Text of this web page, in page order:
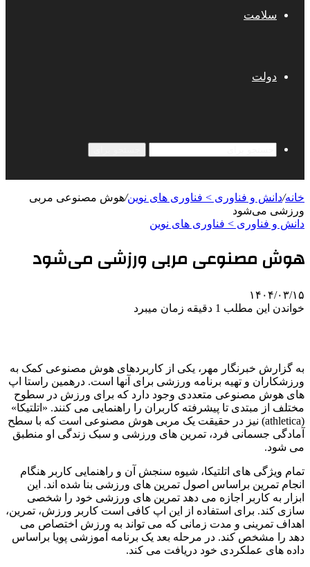
سلامت
دولت
خانه/دانش و فناوری > فناوری های نوین/هوش مصنوعی مربی
ورزشی می‌شود
دانش و فناوری > فناوری های نوین
هوش مصنوعی مربی ورزشی می‌شود
۱۴۰۴/۰۳/۱۵
خواندن این مطلب 1 دقیقه زمان میبرد
به گزارش خبرنگار مهر، یکی از کاربردهای هوش مصنوعی کمک به
ورزشکاران و تهیه برنامه ورزشی برای آنها است. درهمین راستا اپ
های هوش مصنوعی متعددی وجود دارد که برای ورزش در سطوح
مختلف از مبتدی تا پیشرفته کاربران را راهنمایی می کنند. «اتلتیکا»
(athletica) نیز در حقیقت یک مربی هوش مصنوعی است که با سطح
آمادگی جسمانی فرد، تمرین های ورزشی و سبک زندگی او منطبق
می شود.
تمام ویژگی های اتلتیکا، شیوه سنجش آن و راهنمایی کاربر هنگام
انجام تمرین براساس اصول تمرین های ورزشی بنا شده اند. این
ابزار به کاربر اجازه می دهد تمرین های ورزشی خود را شخصی
سازی کند. برای استفاده از این اپ کافی است کاربر ورزش، تمرین،
اهداف تمرینی و مدت زمانی که می تواند به ورزش اختصاص می
دهد را مشخص کند. در مرحله بعد یک برنامه آموزشی پویا براساس
داده های عملکردی خود دریافت می کند.